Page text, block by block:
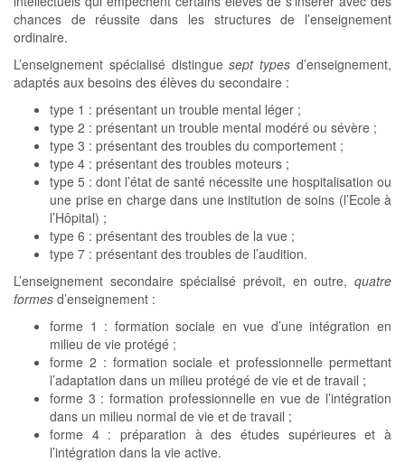
chances de réussite dans les structures de l’enseignement
ordinaire.
L’enseignement spécialisé distinguesept types d’enseignement,
adaptés aux besoins des élèves du secondaire :
type 1 : présentant un trouble mental léger ;
type 2 : présentant un trouble mental modéré ou sévère ;
type 3 : présentant des troubles du comportement ;
type 4 : présentant des troubles moteurs ;
type 5 : dont l’état de santé nécessite une hospitalisation ou
une prise en charge dans une institution de soins (l’Ecole à
l’Hôpital) ;
type 6 : présentant des troubles de la vue ;
type 7 : présentant des troubles de l’audition.
L’enseignement secondaire spécialisé prévoit, en outre, quatre
formes d’enseignement :
forme 1 : formation sociale en vue d’une intégration en
milieu de vie protégé ;
forme 2 : formation sociale et professionnelle permettant
l’adaptation dans un milieu protégé de vie et de travail ;
forme 3 : formation professionnelle en vue de l’intégration
dans un milieu normal de vie et de travail ;
forme 4 : préparation à des études supérieures et à
l’intégration dans la vie active.